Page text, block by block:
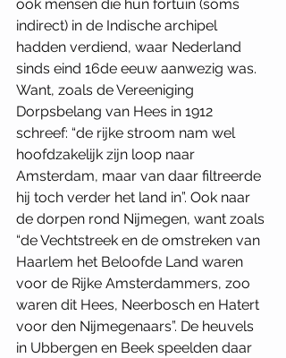
ook mensen die hun fortuin (soms
indirect) in de Indische archipel
hadden verdiend, waar Nederland
sinds eind 16de eeuw aanwezig was.
Want, zoals de Vereeniging
Dorpsbelang van Hees in 1912
schreef: “de rijke stroom nam wel
hoofdzakelijk zijn loop naar
Amsterdam, maar van daar filtreerde
hij toch verder het land in”. Ook naar
de dorpen rond Nijmegen, want zoals
“de Vechtstreek en de omstreken van
Haarlem het Beloofde Land waren
voor de Rijke Amsterdammers, zoo
waren dit Hees, Neerbosch en Hatert
voor den Nijmegenaars”. De heuvels
in Ubbergen en Beek speelden daar